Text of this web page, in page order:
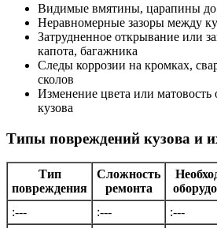
Видимые вмятины, царапины до
Неравномерные зазоры между
Затрудненное открывание или
капота, багажника
Следы коррозии на кромках,
сколов
Изменение цвета или матовость
кузова
Типы повреждений кузова и
Тип
повреждения
Сложность
ремонта
:---
:--- :---